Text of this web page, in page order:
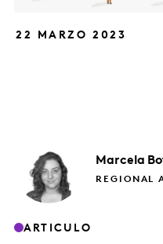
22 MARZO 2023
Marcela
REGIONAL
ARTICULO